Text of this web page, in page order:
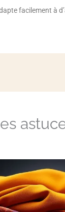
facilement à